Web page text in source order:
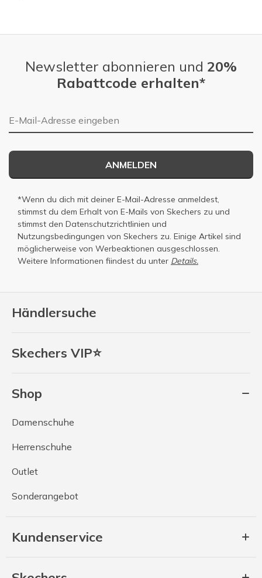
Händlersuche
Skechers VIP⭐
Shop
Damenschuhe
Herrenschuhe
Outlet
Sonderangebot
Kundenservice
Newsletter abonnieren und 20%
Rabattcode erhalten*
E-Mail-Adresse
ANMELDEN
*Wenn du dich mit deiner E-Mail-Adresse anmeldest,
stimmst du dem Erhalt von E-Mails von Skechers zu und
stimmst den Datenschutzrichtlinien und
Nutzungsbedingungen von Skechers zu. Einige Artikel sind
möglicherweise von Werbeaktionen ausgeschlossen.
Weitere Informationen fiindest du unter Details.